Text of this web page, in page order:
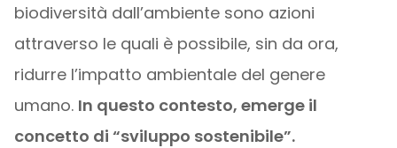
biodiversità dall’ambiente sono azioni
attraverso le quali è possibile, sin da ora,
ridurre l’impatto ambientale del genere
umano. In questo contesto, emerge il
concetto di “sviluppo sostenibile”.